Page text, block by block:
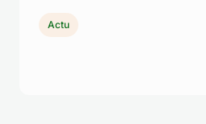
Actu